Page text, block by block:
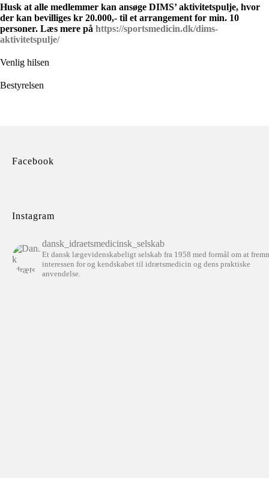
Husk at alle medlemmer kan ansøge DIMS’ aktivitetspulje, hvor
der kan bevilliges kr 20.000,- til et arrangement for min. 10
personer. Læs mere på https://sportsmedicin.dk/dims-
aktivitetspulje/
Venlig hilsen
Bestyrelsen
Facebook
Instagram
dansk_idraetsmedicinsk_selskab
Et dansk lægevidenskabeligt selskab fra 1958 med formål om at
interessen for og kendskabet til idrætsmedicin og dens praktiske
anvendelse.